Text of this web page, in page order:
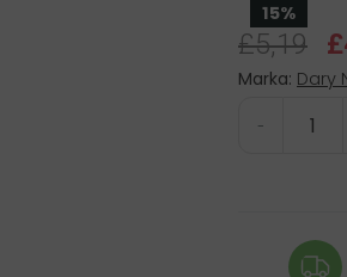
15%
£5,19
Marka: Dary
-